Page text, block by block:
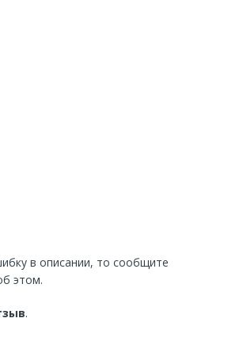
в описании, то сообщите
этом.
.